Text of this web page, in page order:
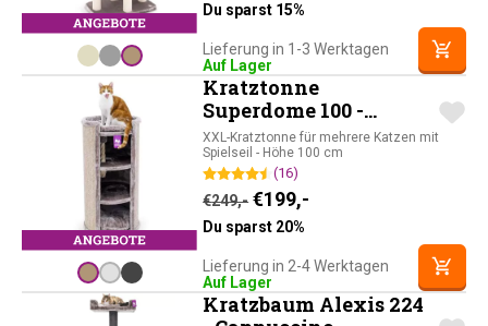
Du sparst 15%
Lieferung in 1-3 Werktagen
Auf Lager
Kratztonne
Superdome 100 -
Cappuccino
XXL-Kratztonne für mehrere Katzen mit
Spielseil - Höhe 100 cm
(16)
€249,- Ursprünglicher Preis war:
€199,-
Du sparst 20%
Lieferung in 2-4 Werktagen
Auf Lager
Kratzbaum Alexis 224